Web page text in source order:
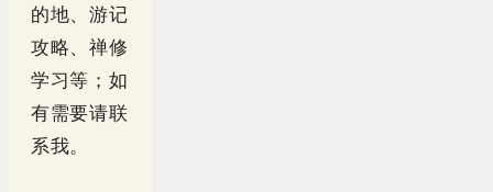
的地、游记
攻略、禅修
学习等；如
有需要请联
系我。